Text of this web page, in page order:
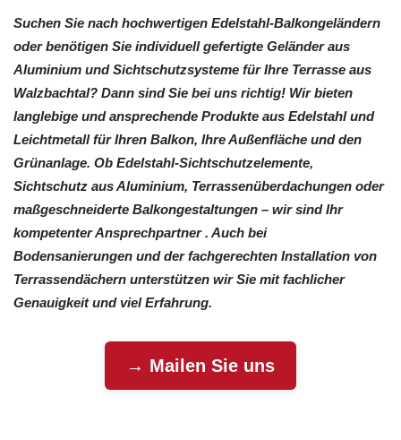
Suchen Sie nach hochwertigen Edelstahl-Balkongeländern
oder benötigen Sie individuell gefertigte Geländer aus
Aluminium und Sichtschutzsysteme für Ihre Terrasse aus
Walzbachtal? Dann sind Sie bei uns richtig! Wir bieten
langlebige und ansprechende Produkte aus Edelstahl und
Leichtmetall für Ihren Balkon, Ihre Außenfläche und den
Grünanlage. Ob Edelstahl-Sichtschutzelemente,
Sichtschutz aus Aluminium, Terrassenüberdachungen oder
maßgeschneiderte Balkongestaltungen – wir sind Ihr
kompetenter Ansprechpartner . Auch bei
Bodensanierungen und der fachgerechten Installation von
Terrassendächern unterstützen wir Sie mit fachlicher
Genauigkeit und viel Erfahrung.
→ Mailen Sie uns